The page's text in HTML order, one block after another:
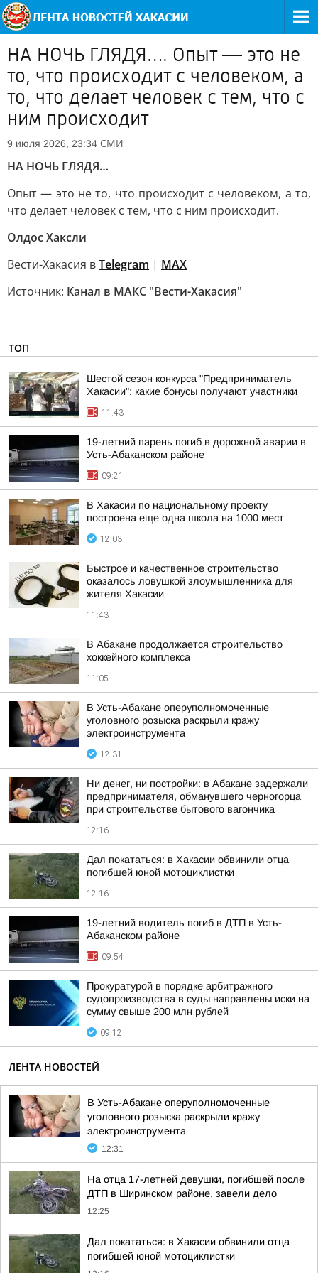
НА НОЧЬ ГЛЯДЯ…. Опыт — это не
то, что происходит с человеком, а
то, что делает человек с тем, что с
ним происходит
9 июля 2026, 23:34 СМИ
НА НОЧЬ ГЛЯДЯ…
Опыт — это не то, что происходит с человеком, а то,
что делает человек с тем, что с ним происходит.
Олдос Хаксли
Вести-Хакасия вTelegram | MAX
Источник: Канал в МАКС "Вести-Хакасия"
ТОП
Шестой сезон конкурса "Предприниматель
Хакасии": какие бонусы получают участники
11:43
19-летний парень погиб в дорожной аварии в
Усть-Абаканском районе
09:21
В Хакасии по национальному проекту
построена еще одна школа на 1000 мест
12:03
Быстрое и качественное строительство
оказалось ловушкой злоумышленника для
жителя Хакасии
11:43
В Абакане продолжается строительство
хоккейного комплекса
11:05
В Усть-Абакане оперуполномоченные
уголовного розыска раскрыли кражу
электроинструмента
12:31
Ни денег, ни постройки: в Абакане задержали
предпринимателя, обманувшего черногорца
при строительстве бытового вагончика
12:16
Дал покататься: в Хакасии обвинили отца
погибшей юной мотоциклистки
12:16
19-летний водитель погиб в ДТП в Усть-
Абаканском районе
09:54
Прокуратурой в порядке арбитражного
судопроизводства в суды направлены иски на
сумму свыше 200 млн рублей
09:12
ЛЕНТА НОВОСТЕЙ
В Усть-Абакане оперуполномоченные
уголовного розыска раскрыли кражу
электроинструмента
12:31
На отца 17-летней девушки, погибшей после
ДТП в Ширинском районе, завели дело
12:25
Дал покататься: в Хакасии обвинили отца
погибшей юной мотоциклистки